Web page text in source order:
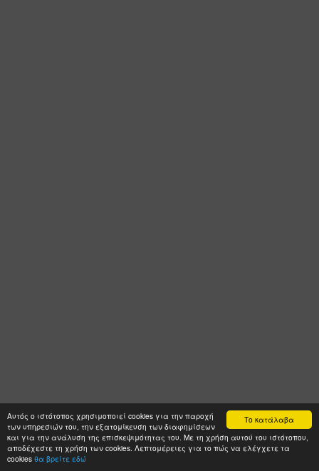
Το κατάλαβα
Αυτός ο ιστότοπος χρησιμοποιεί cookies για την παροχή
των υπηρεσιών του, την εξατομίκευση των διαφημίσεων
και για την ανάλυση της επισκεψιμότητας του. Με τη χρήση αυτού του ιστότοπου,
αποδέχεστε τη χρήση των cookies. Λεπτομέρειες για το πώς να ελέγχετε τα
cookies θα βρείτε εδώ